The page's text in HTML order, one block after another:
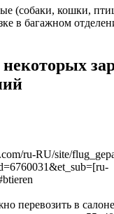
(собаки, кошки,
в багажном
некоторых
ru-RU/site/
перевозить в